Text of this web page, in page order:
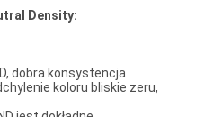
Density:
dobra konsystencja
koloru bliskie zeru,